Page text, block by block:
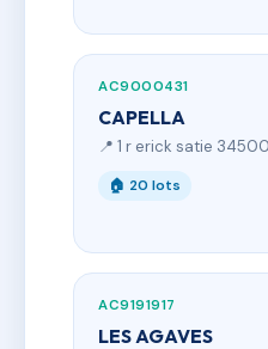
AC9000431
CAPELLA
📍 1 r erick satie
🏠 20 lots
AC9191917
LES AGAVES